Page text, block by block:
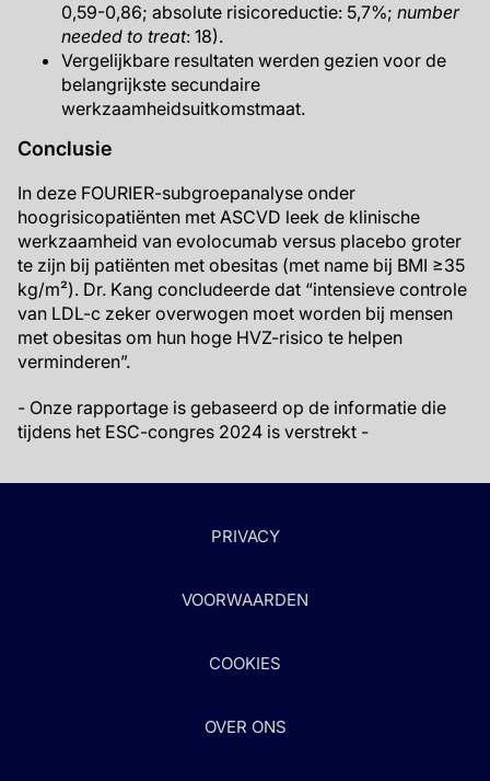
0,59-0,86; absolute risicoreductie: 5,7%; number
needed to treat: 18).
Vergelijkbare resultaten werden gezien voor de
belangrijkste secundaire
werkzaamheidsuitkomstmaat.
Conclusie
In deze FOURIER-subgroepanalyse onder
hoogrisicopatiënten met ASCVD leek de klinische
werkzaamheid van evolocumab versus placebo groter
te zijn bij patiënten met obesitas (met name bij BMI ≥35
kg/m²). Dr. Kang concludeerde dat “intensieve controle
van LDL-c zeker overwogen moet worden bij mensen
met obesitas om hun hoge HVZ-risico te helpen
verminderen”.
- Onze rapportage is gebaseerd op de informatie die
tijdens het ESC-congres 2024 is verstrekt -
PRIVACY
VOORWAARDEN
COOKIES
OVER ONS